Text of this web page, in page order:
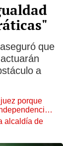
aseguró que
a
porque
alcaldía de